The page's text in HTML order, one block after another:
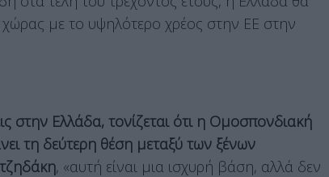
με το υψηλότερο χρέος στην ΕΕ στην
στην Ελλάδα, τονίζεται ότι η Ομοσπονδιακή
τη δεύτερη θέση μεταξύ των ξένων
, «αυτή είναι μια ισχυρή βάση, αλλά δεν